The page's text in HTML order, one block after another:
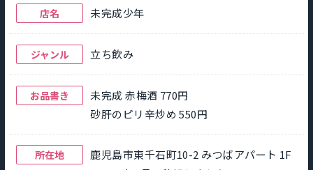
店名 未完成少年
ジャンル 立ち飲み
お品書き
未完成 赤梅酒 770円
砂肝のピリ辛炒め 550円
所在地
鹿児島市東千石町10-2 みつばアパート 1F